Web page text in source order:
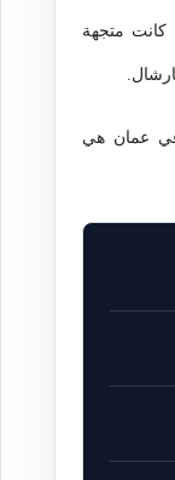
كانت متجهة
عمان هي